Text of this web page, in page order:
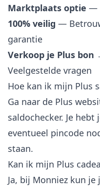
Marktplaats optie —
100% veilig —
garantie
Verkoop je Plus bon
Veelgestelde vragen
Hoe kan ik mijn Plus
Ga naar de Plus
saldochecker. Je
eventueel pincode
staan.
Kan ik mijn Plus
Ja, bij Monniez kun je